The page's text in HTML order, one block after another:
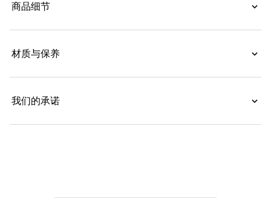
商品细节
材质与保养
我们的承诺